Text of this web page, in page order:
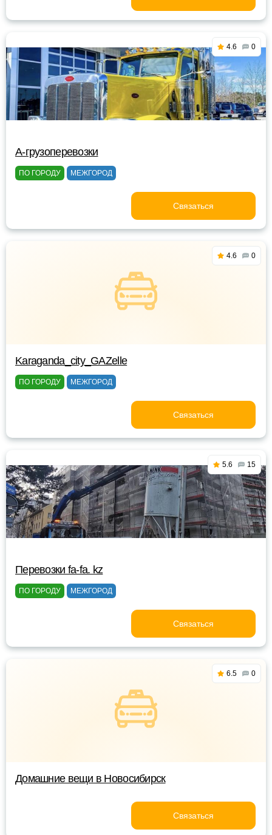
4.6 0
A-грузоперевозки
ПО ГОРОДУ МЕЖГОРОД
Связаться
4.6 0
Karaganda_city_GAZelle
ПО ГОРОДУ МЕЖГОРОД
Связаться
5.6 15
Перевозки fa-fa. kz
ПО ГОРОДУ МЕЖГОРОД
Связаться
6.5 0
Домашние вещи в Новосибирск
Связаться